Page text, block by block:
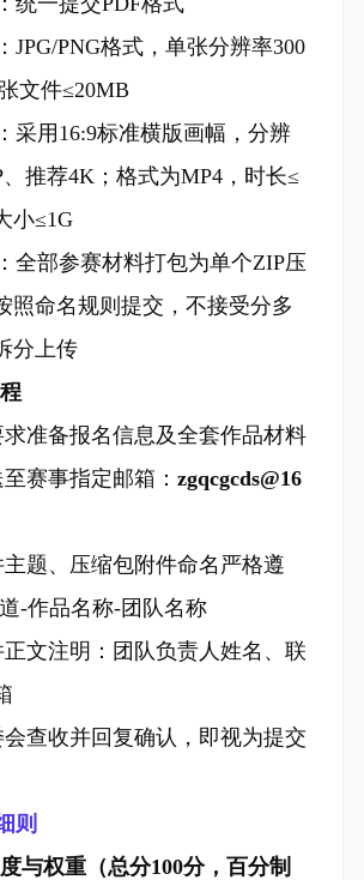
PNG格式，单张分辨率300
文件≤20MB
用16:9标准横版画幅，分辨
、推荐4K；格式为MP4，时长≤
小≤1G
部参赛材料打包为单个ZIP压
照命名规则提交，不接受分多
分上传
准备报名信息及全套作品材料
赛事指定邮箱： zgqcgcds@16
题、压缩包附件命名严格遵
-作品名称-团队名称
文注明：团队负责人姓名、联
查收并回复确认，即视为提交
则
与权重（总分100分，百分制